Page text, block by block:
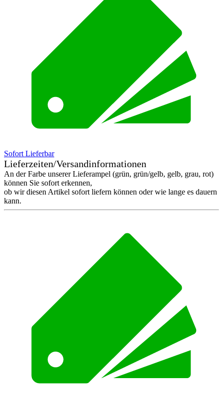
Sofort Lieferbar
Lieferzeiten/Versandinformationen
An der Farbe unserer Lieferampel (grün, grün/gelb, gelb, grau, rot)
können Sie sofort erkennen,
ob wir diesen Artikel sofort liefern können oder wie lange es dauern
kann.